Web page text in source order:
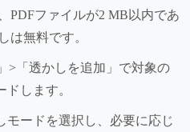
PDFファイルが2 MB以内であ
は無料です。
>「透かしを追加」で対象の
します。
モードを選択し、必要に応じ